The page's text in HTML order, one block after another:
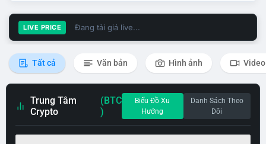
LIVE PRICE Đang tải giá live...
Tất cả Văn bản Hình ảnh Video
Trung Tâm
Crypto
(BTC
)
Biểu Đồ Xu
Hướng
Danh Sách Theo
Dõi